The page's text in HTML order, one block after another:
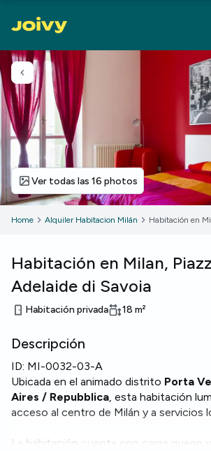
Volver
Ver todas las 16 photos
Home Alquiler Habitacion Milán
Habitación en Milan,
Adelaide di Savoia
Habitación privada 18 m²
Descripción
ID: MI-0032-03-A
Ubicada en el animado distrito Porta
Aires / Repubblica, esta habitación
acceso al centro de Milán y a servicios
La habitación cuenta con cama queen y